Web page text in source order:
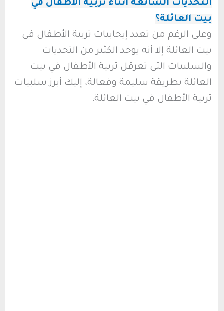
التحديات الشائعة أثناء تربية الأطفال في
بيت العائلة؟
وعلى الرغم من تعدد إيجابيات تربية الأطفال في
بيت العائلة إلا أنه يوجد الكثير من التحديات
والسلبيات التي تعرقل تربية الأطفال في بيت
العائلة بطريقة سليمة وفعالة، إليك أبرز سلبيات
تربية الأطفال في بيت العائلة: